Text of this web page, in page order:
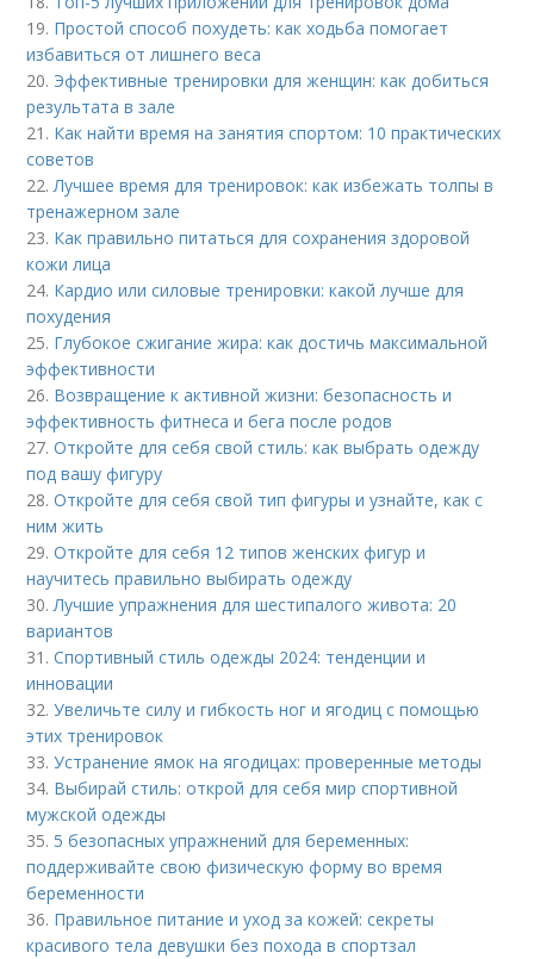
19. Простой способ похудеть: как ходьба помогает
избавиться от лишнего веса
20. Эффективные тренировки для женщин: как добиться
результата в зале
21. Как найти время на занятия спортом: 10 практических
советов
22.Лучшее время для тренировок: как избежать толпы в
тренажерном зале
23. Как правильно питаться для сохранения здоровой
кожи лица
24. Кардио или силовые тренировки: какой лучше для
похудения
25. Глубокое сжигание жира: как достичь максимальной
эффективности
26. Возвращение к активной жизни: безопасность и
эффективность фитнеса и бега после родов
27.Откройте для себя свой стиль: как выбрать одежду
под вашу фигуру
28.Откройте для себя свой тип фигуры и узнайте, как с
ним жить
29.Откройте для себя 12 типов женских фигур и
научитесь правильно выбирать одежду
30.Лучшие упражнения для шестипалого живота: 20
вариантов
31.Спортивный стиль одежды 2024: тенденции и
инновации
32.Увеличьте силу и гибкость ног и ягодиц с помощью
этих тренировок
33.Устранение ямок на ягодицах: проверенные методы
34. Выбирай стиль: открой для себя мир спортивной
мужской одежды
35. 5 безопасных упражнений для беременных:
поддерживайте свою физическую форму во время
беременности
36. Правильное питание и уход за кожей: секреты
красивого тела девушки без похода в спортзал